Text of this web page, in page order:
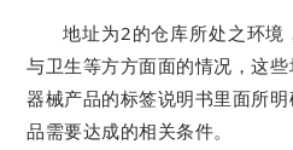
地址为2的仓库所处之环境
与卫生等方方面面的情况，这
器械产品的标签说明书里面所
品需要达成的相关条件。